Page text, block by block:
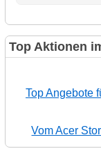
Top Aktionen
Top Angebote
Vom Acer